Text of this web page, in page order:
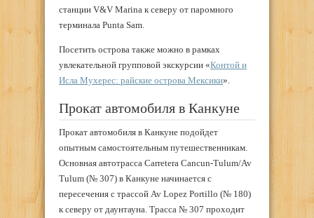
станции V&V Marina к северу от паромного
терминала Punta Sam.
Посетить острова также можно в рамках
увлекательной групповой экскурсии «Контой и
Исла Мухерес: райские острова Мексики».
Прокат автомобиля в Канкуне
Прокат автомобиля в Канкуне подойдет
опытным самостоятельным путешественникам.
Основная автотрасса Carretera Cancun-Tulum/Av
Tulum (№ 307) в Канкуне начинается с
пересечения с трассой Av Lopez Portillo (№ 180)
к северу от даунтауна. Трасса № 307 проходит